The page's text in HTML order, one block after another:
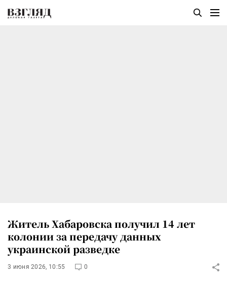
Житель Хабаровска получил 14 лет
колонии за передачу данных
украинской разведке
3 июня 2026, 10:55 0